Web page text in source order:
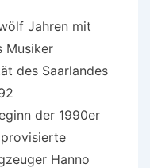
Jahren mit
Musiker
des Saarlandes
der 1990er
Hanno